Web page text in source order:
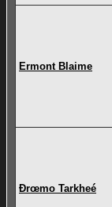
Ermont Blaime
Ðrœmo Tarkheé